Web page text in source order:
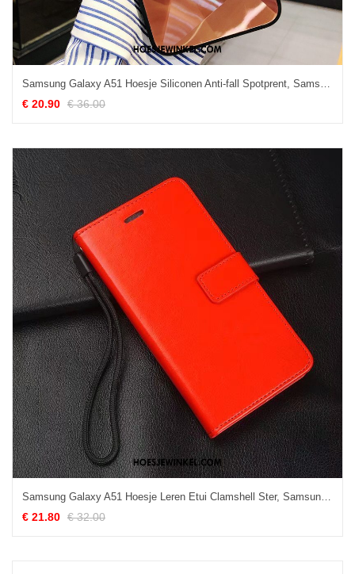
Samsung Galaxy A51 Hoesje Siliconen Anti-fall Spotprent, Samsung Galaxy A51 Hoesje Ster Bescherming
€ 20.90 € 36.00
Samsung Galaxy A51 Hoesje Leren Etui Clamshell Ster, Samsung Galaxy A51 Hoesje Portemonnee Trend
€ 21.80 € 32.00